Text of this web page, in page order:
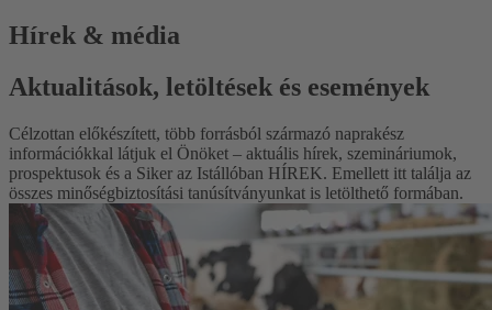
Hírek & média
Aktualitások, letöltések és események
Célzottan előkészített, több forrásból származó naprakész
információkkal látjuk el Önöket – aktuális hírek, szemináriumok,
prospektusok és a Siker az Istállóban HÍREK. Emellett itt találja az
összes minőségbiztosítási tanúsítványunkat is letölthető formában.